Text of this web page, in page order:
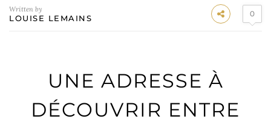
Written by
LOUISE LEMAINS 0
UNE ADRESSE À
DÉCOUVRIR ENTRE